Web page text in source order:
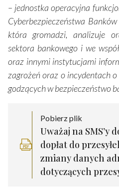
– jednostka operacyjna
Cyberbezpieczeństwa
która gromadzi, analizuje
sektora bankowego i we
oraz innymi instytucjami
zagrożeń oraz o incydentach
godzących w bezpieczeństwo
Pobierz plik
Uważaj na SMS’y
dopłat do
zmiany danych
dotyczących